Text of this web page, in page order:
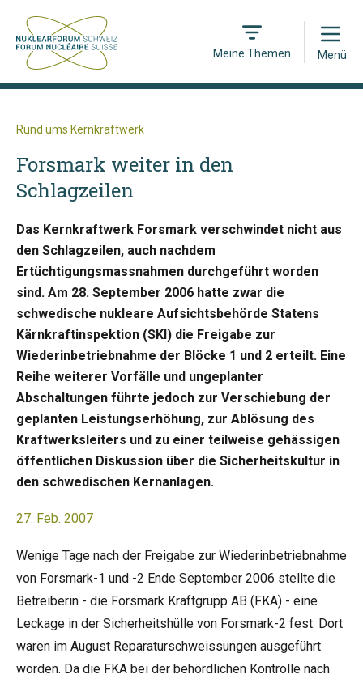
Meine Themen
Open
Menü
Rund ums Kernkraftwerk
Forsmark weiter in den
Schlagzeilen
Das Kernkraftwerk Forsmark verschwindet nicht aus
den Schlagzeilen, auch nachdem
Ertüchtigungsmassnahmen durchgeführt worden
sind. Am 28. September 2006 hatte zwar die
schwedische nukleare Aufsichtsbehörde Statens
Kärnkraftinspektion (SKI) die Freigabe zur
Wiederinbetriebnahme der Blöcke 1 und 2 erteilt. Eine
Reihe weiterer Vorfälle und ungeplanter
Abschaltungen führte jedoch zur Verschiebung der
geplanten Leistungserhöhung, zur Ablösung des
Kraftwerksleiters und zu einer teilweise gehässigen
öffentlichen Diskussion über die Sicherheitskultur in
den schwedischen Kernanlagen.
27. Feb. 2007
Wenige Tage nach der Freigabe zur Wiederinbetriebnahme
von Forsmark-1 und -2 Ende September 2006 stellte die
Betreiberin - die Forsmark Kraftgrupp AB (FKA) - eine
Leckage in der Sicherheitshülle von Forsmark-2 fest. Dort
waren im August Reparaturschweissungen ausgeführt
worden. Da die FKA bei der behördlichen Kontrolle nach